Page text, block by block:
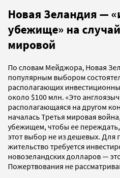
Новая Зеландия —
убежище» на
мировой
По словам Мейджора, Новая
популярным выбором
располагающих
около $100 млн. «Это
располагающаяся на другом
началась Третья мировая
убежищем, чтобы ее
этот выбор не из дешевых. Для
жительство требуется
новозеландских долларов —
Пожертвования не